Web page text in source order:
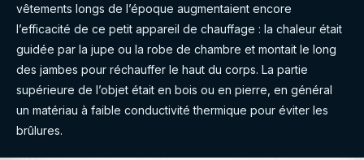
vêtements longs de l’époque augmentaient encore
l’efficacité de ce petit appareil de chauffage : la chaleur était
guidée par la jupe ou la robe de chambre et montait le long
des jambes pour réchauffer le haut du corps. La partie
supérieure de l’objet était en bois ou en pierre, en général
un matériau à faible conductivité thermique pour éviter les
brûlures.